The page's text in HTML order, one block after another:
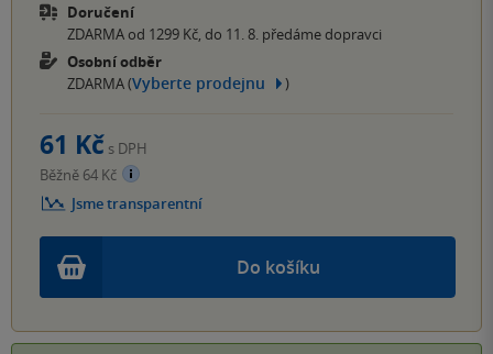
Doručení
ZDARMA od 1299 Kč, do 11. 8. předáme dopravci
Osobní odběr
ZDARMA (Vyberte prodejnu )
Do košíku
61 Kč s DPH
Běžně 64 Kč
Jsme transparentní